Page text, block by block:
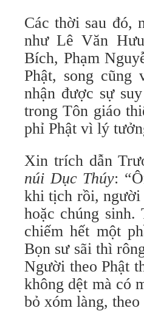
Các thời sau đó,
như Lê Văn
Bích, Phạm
Phật, song cũng
nhận được sự
trong Tôn giáo
phỉ Phật vì lý
Xin trích dẫn
núi Dục Thúy:
khi tịch rồi, người
hoặc chúng sinh.
chiếm hết một
Bọn sư sãi thì
Người theo Phật
không dệt mà có
bỏ xóm làng, theo